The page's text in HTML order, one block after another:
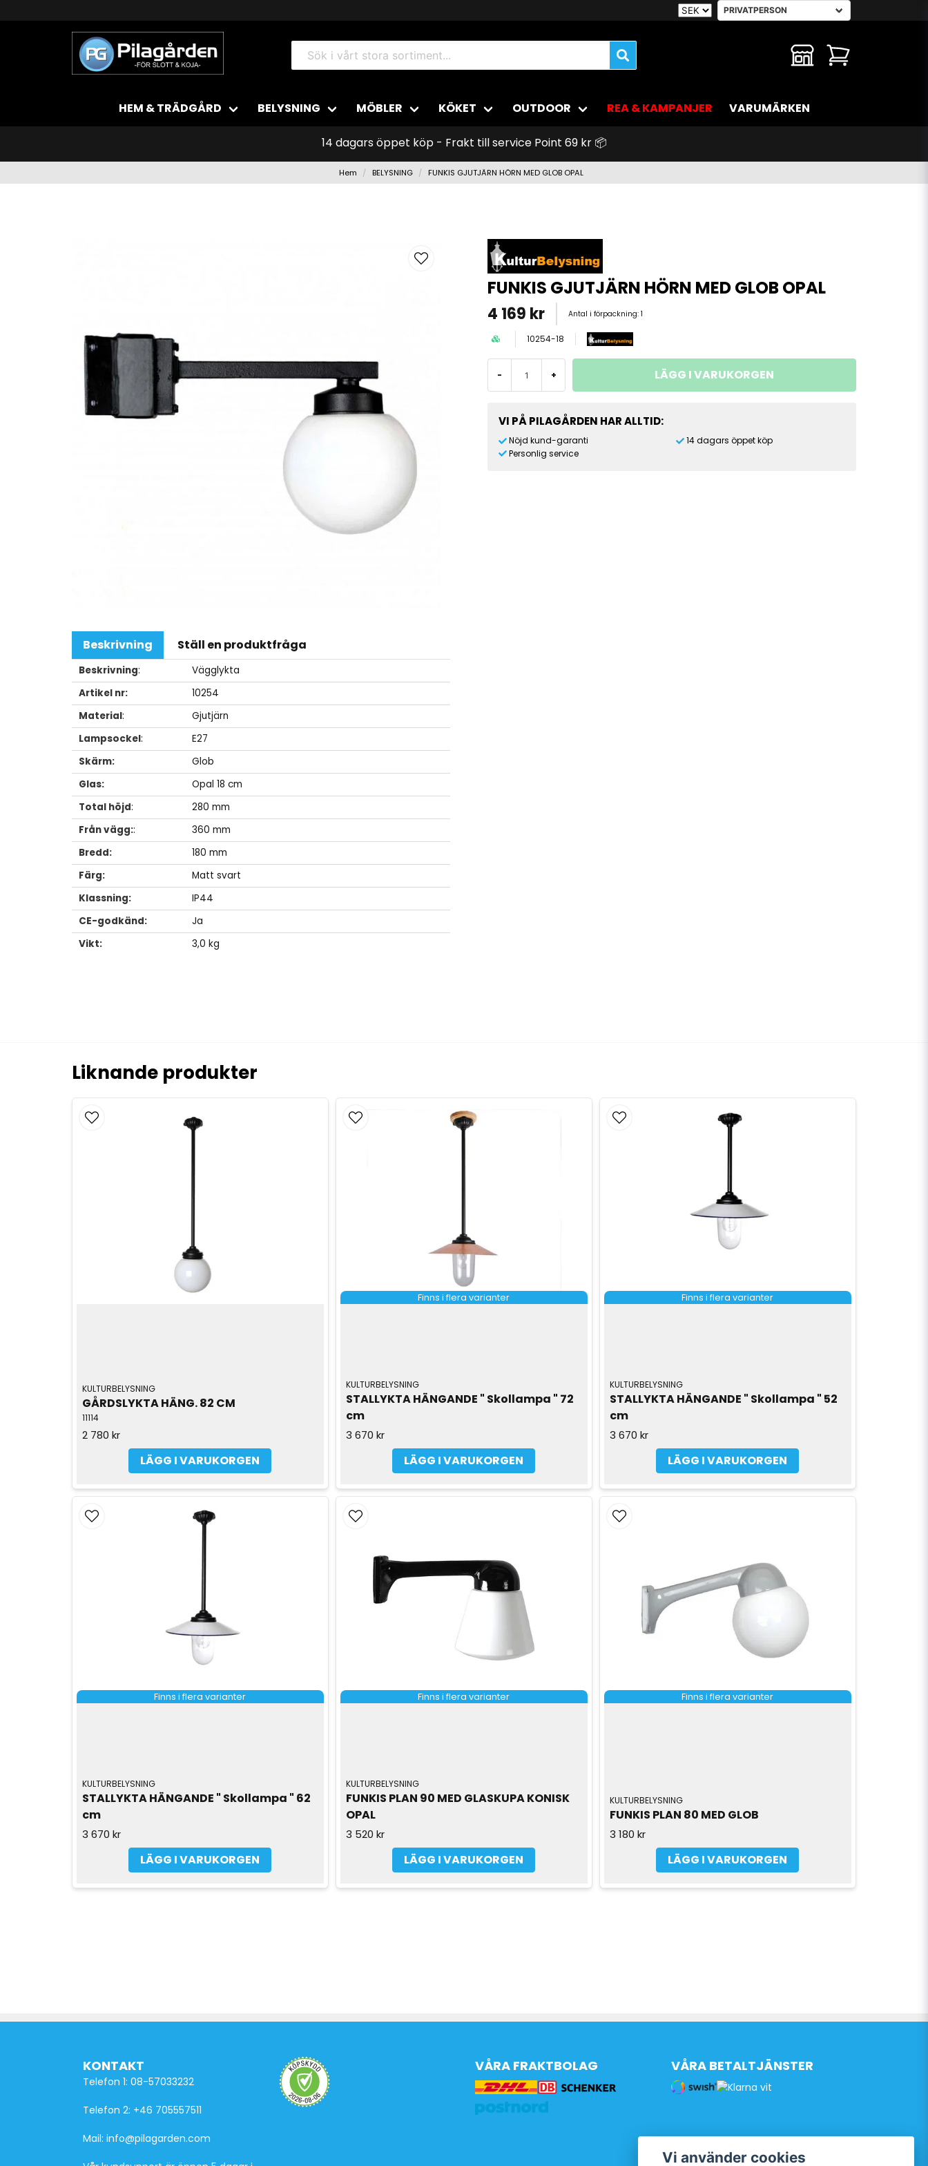
HEM & TRÄDGÅRD BELYSNING MÖBLER KÖKET OUTDOOR REA & KAMPANJER VARUMÄRKEN
14 dagars öppet köp - Frakt till service Point 69 kr 📦
Hem BELYSNING FUNKIS GJUTJÄRN HÖRN MED GLOB OPAL
FUNKIS GJUTJÄRN HÖRN MED GLOB OPAL
4 169 kr Antal i förpackning:1
10254-18
- + LÄGG I VARUKORGEN
VI PÅ PILAGÅRDEN HAR ALLTID:
Nöjd kund-garanti
Personlig service
14 dagars öppet köp
Beskrivning Ställ en produktfråga
Beskrivning:
Vägglykta
Artikel nr:
10254
Material:
Gjutjärn
Lampsockel:
E27
Skärm:
Glob
Glas:
Opal 18 cm
Total höjd:
280 mm
Från vägg::
360 mm
Bredd:
180 mm
Färg:
Matt svart
Klassning:
IP44
CE-godkänd:
Ja
Vikt:
3,0 kg
Liknande produkter
KULTURBELYSNING
GÅRDSLYKTA HÄNG. 82 CM
11114
2 780 kr
LÄGG I VARUKORGEN
Finns i flera varianter
KULTURBELYSNING
STALLYKTA HÄNGANDE " Skollampa " 72
cm
3 670 kr
LÄGG I VARUKORGEN
Finns i flera varianter
KULTURBELYSNING
STALLYKTA HÄNGANDE " Skollampa " 52
cm
3 670 kr
LÄGG I VARUKORGEN
Finns i flera varianter
KULTURBELYSNING
STALLYKTA HÄNGANDE " Skollampa " 62
cm
3 670 kr
LÄGG I VARUKORGEN
Finns i flera varianter
KULTURBELYSNING
FUNKIS PLAN 90 MED GLASKUPA KONISK
OPAL
3 520 kr
LÄGG I VARUKORGEN
Finns i flera varianter
KULTURBELYSNING
FUNKIS PLAN 80 MED GLOB
3 180 kr
LÄGG I VARUKORGEN
KONTAKT
Telefon 1: 08-57033232
Telefon 2: +46 705557511
Mail: info@pilagarden.com
VÅRA FRAKTBOLAG VÅRA BETALTJÄNSTER
Vi använder cookies